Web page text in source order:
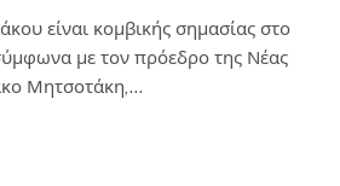
είναι κομβικής σημασίας στο
με τον πρόεδρο της Νέας
Μητσοτάκη,…